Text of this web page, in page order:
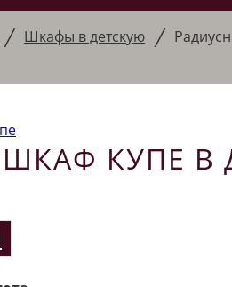
/ Шкафы в детскую /
КУПЕ В